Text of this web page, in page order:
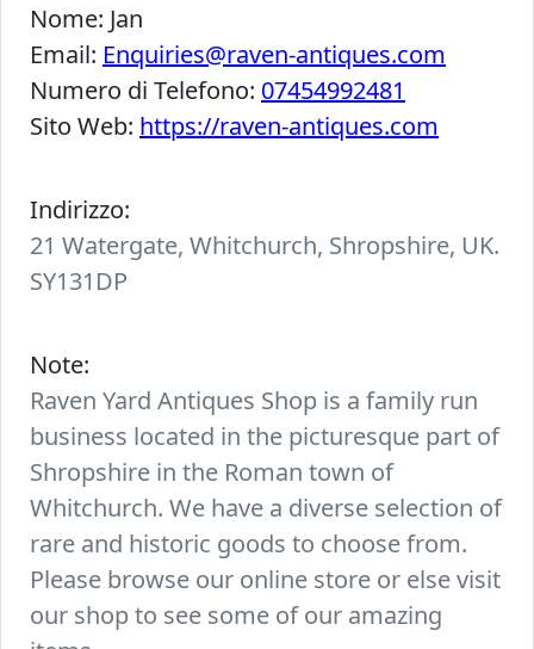
Nome: Jan
Email: Enquiries@raven-antiques.com
Numero di Telefono: 07454992481
Sito Web: https://raven-antiques.com
Indirizzo:
21 Watergate, Whitchurch, Shropshire, UK.
SY131DP
Note:
Raven Yard Antiques Shop is a family run
business located in the picturesque part of
Shropshire in the Roman town of
Whitchurch. We have a diverse selection of
rare and historic goods to choose from.
Please browse our online store or else visit
our shop to see some of our amazing